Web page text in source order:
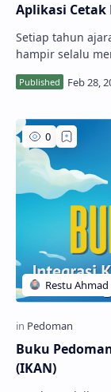
Aplikasi Cetak
Setiap tahun
hampir selalu
pelajar.
Buku
(IKAN)